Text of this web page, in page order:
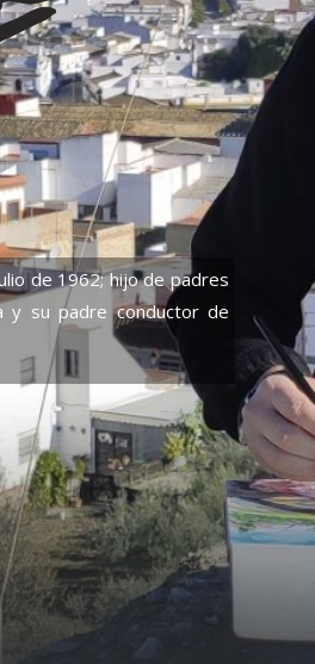
de 1962; hijo de padres
y su padre conductor de